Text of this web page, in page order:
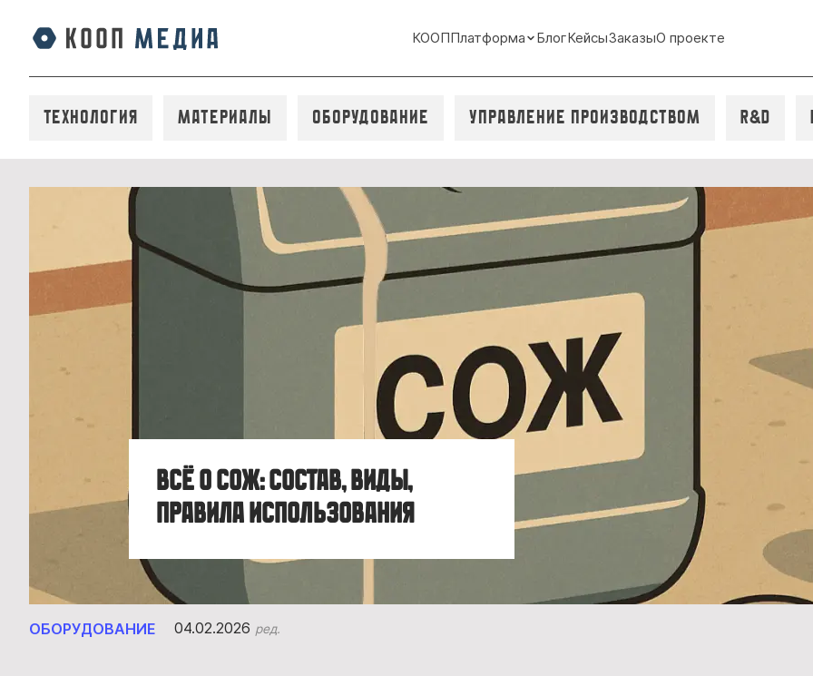
КООППлатформа БлогКейсыЗаказыО проекте
Технология Материалы Оборудование Управление производством R&D
Всё о СОЖ: состав, виды,
правила использования
ОБОРУДОВАНИЕ 04.02.2026 ред.